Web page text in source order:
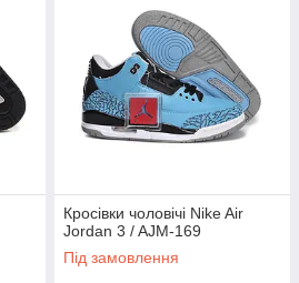
Кросівки чоловічі Nike Air
Jordan 3 / AJM-169
Під замовлення